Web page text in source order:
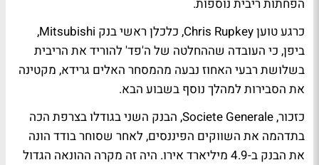
הפחתות ריבית נוספות.
כרגע טוען Chris Rupkey, כלכלן ראשי בנק Mitsubishi,
ביפן, כי העובדה שההחלטה של ה'פד' להוריד את הריבית
בשלושת רבעי האחוז נבעה מהמסחר האלים גרידא, מקטינה
את הסבירות למהלך נוסף בשבוע הבא.
כזכור, Societe Generale, הבנק השני בגודלו בצרפת הכה
בתדהמה את השווקים הפיננסים, לאחר שסוחר בודד הונה
את הבנק ב-4.9 מיליארד אירו. היה זה מקרה ההונאה הגדול